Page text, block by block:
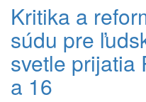
Kritika a
súdu pre
svetle prijatia
a 16